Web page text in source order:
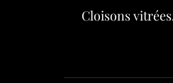
Cloisons